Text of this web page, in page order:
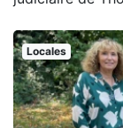
Locales